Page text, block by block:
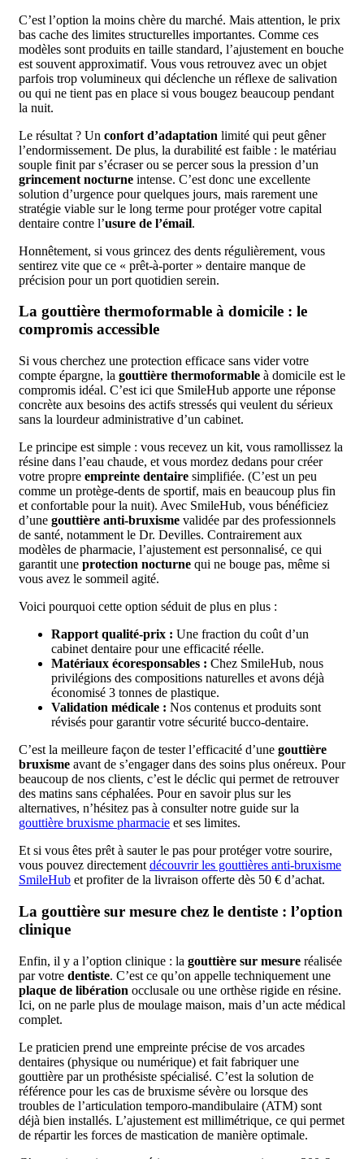
C’est l’option la moins chère du marché. Mais attention, le prix
bas cache des limites structurelles importantes. Comme ces
modèles sont produits en taille standard, l’ajustement en bouche
est souvent approximatif. Vous vous retrouvez avec un objet
parfois trop volumineux qui déclenche un réflexe de salivation
ou qui ne tient pas en place si vous bougez beaucoup pendant
la nuit.
Le résultat ? Un confort d’adaptation limité qui peut gêner
l’endormissement. De plus, la durabilité est faible : le matériau
souple finit par s’écraser ou se percer sous la pression d’un
grincement nocturne intense. C’est donc une excellente
solution d’urgence pour quelques jours, mais rarement une
stratégie viable sur le long terme pour protéger votre capital
dentaire contre l’usure de l’émail.
Honnêtement, si vous grincez des dents régulièrement, vous
sentirez vite que ce « prêt-à-porter » dentaire manque de
précision pour un port quotidien serein.
La gouttière thermoformable à domicile : le
compromis accessible
Si vous cherchez une protection efficace sans vider votre
compte épargne, la gouttière thermoformable à domicile est le
compromis idéal. C’est ici que SmileHub apporte une réponse
concrète aux besoins des actifs stressés qui veulent du sérieux
sans la lourdeur administrative d’un cabinet.
Le principe est simple : vous recevez un kit, vous ramollissez la
résine dans l’eau chaude, et vous mordez dedans pour créer
votre propre empreinte dentaire simplifiée. (C’est un peu
comme un protège-dents de sportif, mais en beaucoup plus fin
et confortable pour la nuit). Avec SmileHub, vous bénéficiez
d’une gouttière anti-bruxisme validée par des professionnels
de santé, notamment le Dr. Devilles. Contrairement aux
modèles de pharmacie, l’ajustement est personnalisé, ce qui
garantit une protection nocturne qui ne bouge pas, même si
vous avez le sommeil agité.
Voici pourquoi cette option séduit de plus en plus :
Rapport qualité-prix : Une fraction du coût d’un
cabinet dentaire pour une efficacité réelle.
Matériaux écoresponsables : Chez SmileHub, nous
privilégions des compositions naturelles et avons déjà
économisé 3 tonnes de plastique.
Validation médicale : Nos contenus et produits sont
révisés pour garantir votre sécurité bucco-dentaire.
C’est la meilleure façon de tester l’efficacité d’une gouttière
bruxisme avant de s’engager dans des soins plus onéreux. Pour
beaucoup de nos clients, c’est le déclic qui permet de retrouver
des matins sans céphalées. Pour en savoir plus sur les
alternatives, n’hésitez pas à consulter notre guide sur la
gouttière bruxisme pharmacie et ses limites.
Et si vous êtes prêt à sauter le pas pour protéger votre sourire,
vous pouvez directement découvrir les gouttières anti-bruxisme
SmileHub et profiter de la livraison offerte dès 50 € d’achat.
La gouttière sur mesure chez le dentiste : l’option
clinique
Enfin, il y a l’option clinique : la gouttière sur mesure réalisée
par votre dentiste. C’est ce qu’on appelle techniquement une
plaque de libération occlusale ou une orthèse rigide en résine.
Ici, on ne parle plus de moulage maison, mais d’un acte médical
complet.
Le praticien prend une empreinte précise de vos arcades
dentaires (physique ou numérique) et fait fabriquer une
gouttière par un prothésiste spécialisé. C’est la solution de
référence pour les cas de bruxisme sévère ou lorsque des
troubles de l’articulation temporo-mandibulaire (ATM) sont
déjà bien installés. L’ajustement est millimétrique, ce qui permet
de répartir les forces de mastication de manière optimale.